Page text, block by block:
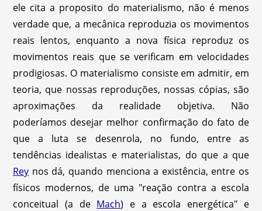
ele cita a proposito do materialismo, não é menos
verdade que, a mecânica reproduzia os movimentos
reais lentos, enquanto a nova física reproduz os
movimentos reais que se verificam em velocidades
prodigiosas. O materialismo consiste em admitir, em
teoria, que nossas reproduções, nossas cópias, são
aproximações da realidade objetiva. Não
poderíamos desejar melhor confirmação do fato de
que a luta se desenrola, no fundo, entre as
tendências idealistas e materialistas, do que a que
Rey nos dá, quando menciona a existência, entre os
físicos modernos, de uma "reação contra a escola
conceitual (a de Mach) e a escola energética" e